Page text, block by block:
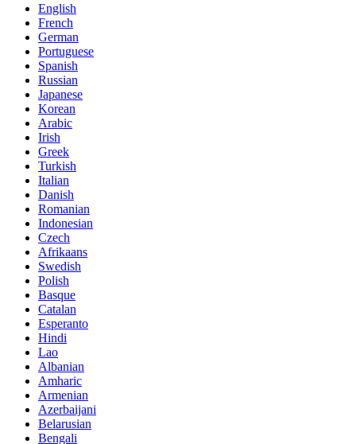
English
French
German
Portuguese
Spanish
Russian
Japanese
Korean
Arabic
Irish
Greek
Turkish
Italian
Danish
Romanian
Indonesian
Czech
Afrikaans
Swedish
Polish
Basque
Catalan
Esperanto
Hindi
Lao
Albanian
Amharic
Armenian
Azerbaijani
Belarusian
Bengali